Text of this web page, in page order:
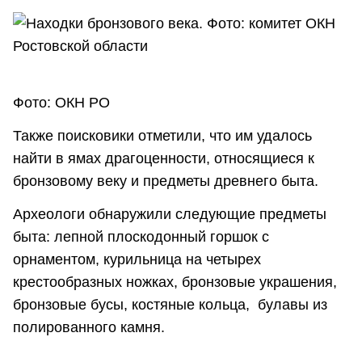
Фото: ОКН РО
Также поисковики отметили, что им удалось
найти в ямах драгоценности, относящиеся к
бронзовому веку и предметы древнего быта.
Археологи обнаружили следующие предметы
быта: лепной плоскодонный горшок с
орнаментом, курильница на четырех
крестообразных ножках, бронзовые украшения,
бронзовые бусы, костяные кольца, булавы из
полированного камня.